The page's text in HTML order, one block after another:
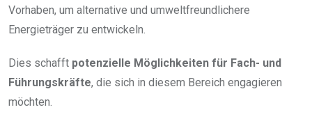
Vorhaben, um alternative und umweltfreundlichere
Energieträger zu entwickeln.
Dies schafft potenzielle Möglichkeiten für Fach- und
Führungskräfte, die sich in diesem Bereich engagieren
möchten.